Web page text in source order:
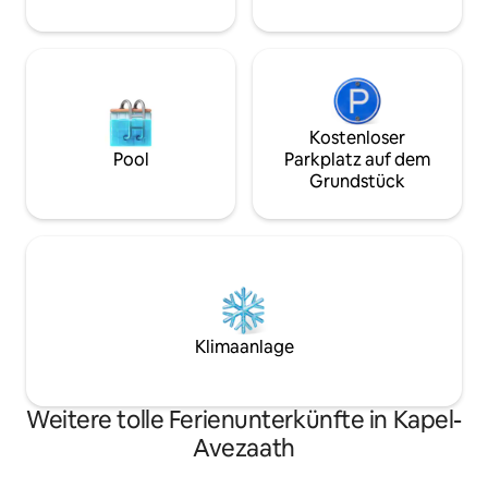
Pool
Kostenloser
Parkplatz auf dem
Grundstück
Klimaanlage
Weitere tolle Ferienunterkünfte in Kapel-
Avezaath